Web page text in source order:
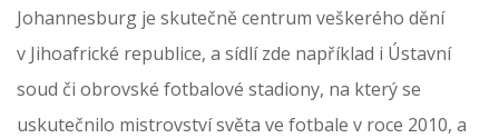
Johannesburg je skutečně centrum veškerého dění
v Jihoafrické republice, a sídlí zde například i Ústavní
soud či obrovské fotbalové stadiony, na který se
uskutečnilo mistrovství světa ve fotbale v roce 2010, a